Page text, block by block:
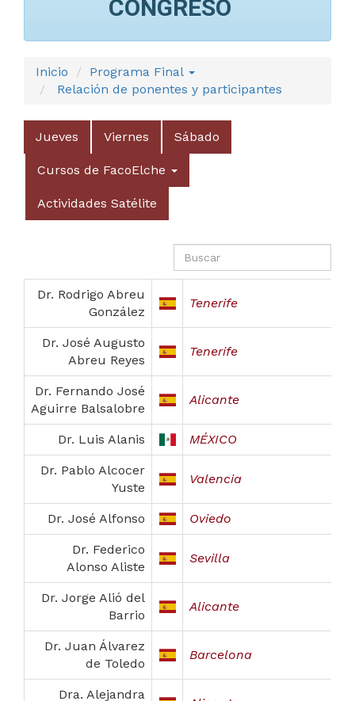
CONGRESO
Inicio
Programa Final
Relación de ponentes y participantes
Jueves Viernes Sábado
Cursos de FacoElche
Actividades Satélite
Dr. Rodrigo Abreu
González
Tenerife
Dr. José Augusto
Abreu Reyes
Tenerife
Dr. Fernando José
Aguirre Balsalobre
Alicante
Dr. Luis Alanis MÉXICO
Dr. Pablo Alcocer
Yuste
Valencia
Dr. José Alfonso Oviedo
Dr. Federico
Alonso Aliste
Sevilla
Dr. Jorge Alió del
Barrio
Alicante
Dr. Juan Álvarez
de Toledo
Barcelona
Dra. Alejandra